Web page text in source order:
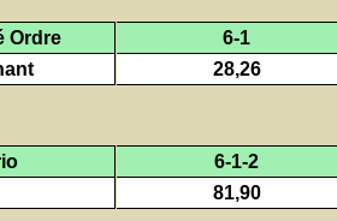
Ordre
6-1
28,26
6-1-2
81,90